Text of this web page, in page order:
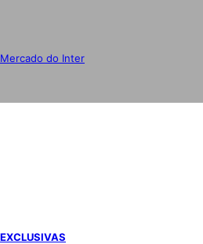
Mercado do Inter
EXCLUSIVAS